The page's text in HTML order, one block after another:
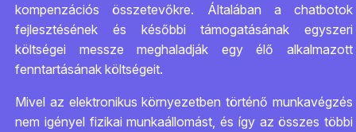
kompenzációs összetevőkre. Általában a chatbotok
fejlesztésének és későbbi támogatásának egyszeri
költségei messze meghaladják egy élő alkalmazott
fenntartásának költségeit.
Mivel az elektronikus környezetben történő munkavégzés
nem igényel fizikai munkaállomást, és így az összes többi